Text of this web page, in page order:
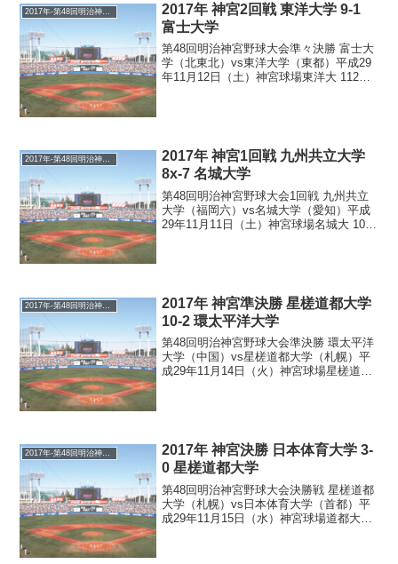
2017年-第48回明治神宮野球大会
2017年 神宮2回戦 東洋大学 9-1
富士大学
第48回明治神宮野球大会準々決勝 富士大
学（北東北）vs東洋大学（東都）平成29
年11月12日（土）神宮球場東洋大 112
2017年 神宮1回戦 九州共立大学
8x-7 名城大学
第48回明治神宮野球大会1回戦 九州共立
大学（福岡六）vs名城大学（愛知）平成
29年11月11日（土）神宮球場名城大 102
2017年-第48回明治神宮野球大会
2017年 神宮準決勝 星槎道都大学
10-2 環太平洋大学
第48回明治神宮野球大会準決勝 環太平洋
大学（中国）vs星槎道都大学（札幌）平
成29年11月14日（火）神宮球場星槎道都
2017年 神宮決勝 日本体育大学 3-
0 星槎道都大学
第48回明治神宮野球大会決勝戦 星槎道都
大学（札幌）vs日本体育大学（首都）平
成29年11月15日（水）神宮球場道都大